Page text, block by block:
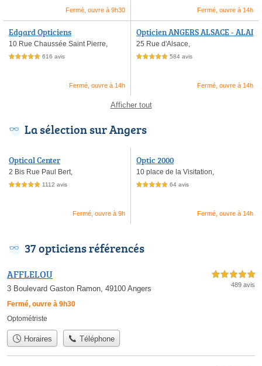
Fermé, ouvre à 9h30 Fermé, ouvre à 14h
Edgard Opticiens
10 Rue Chaussée Saint Pierre,
5,0 étoiles sur 5 616 avis
Fermé, ouvre à 14h
Opticien ANGERS ALSACE - ALAI
N AFFLELOU
25 Rue d'Alsace,
5,0 étoiles sur 5 584 avis
Fermé, ouvre à 14h
Afficher tout
La sélection sur Angers
Optical Center
2 Bis Rue Paul Bert,
5,0 étoiles sur 5 1112 avis
Fermé, ouvre à 9h
Optic 2000
10 place de la Visitation,
5,0 étoiles sur 5 64 avis
Fermé, ouvre à 14h
37 opticiens référencés
AFFLELOU
3 Boulevard Gaston Ramon, 49100 Angers
Fermé, ouvre à 9h30
5,0 étoiles sur 5
489 avis
Optométriste
Horaires Téléphone